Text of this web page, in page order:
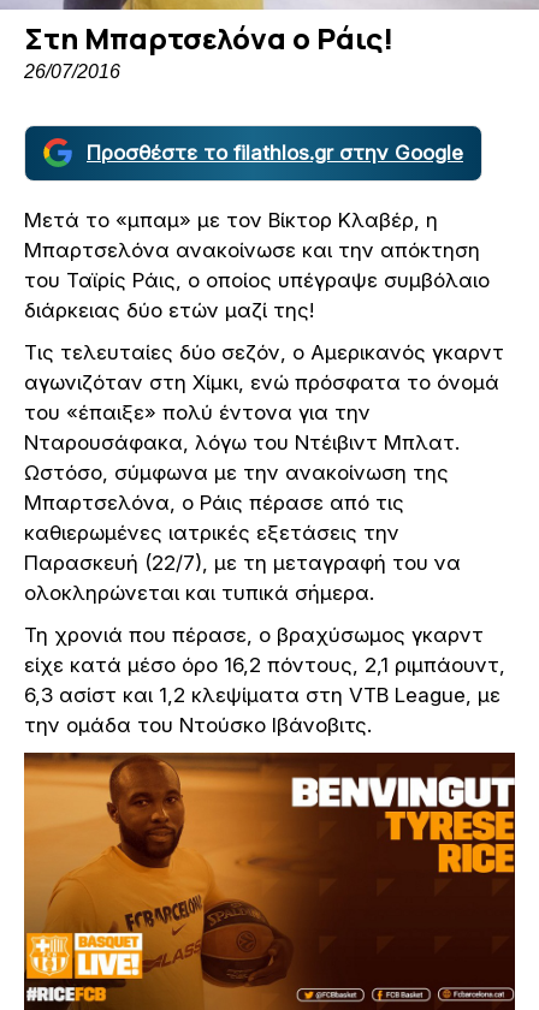
Στη Μπαρτσελόνα ο Ράις!
26/07/2016
Προσθέστε το filathlos.gr στην Google
Μετά το «μπαμ» με τον Βίκτορ Κλαβέρ, η
Μπαρτσελόνα ανακοίνωσε και την απόκτηση
του Ταϊρίς Ράις, ο οποίος υπέγραψε συμβόλαιο
διάρκειας δύο ετών μαζί της!
Τις τελευταίες δύο σεζόν, ο Αμερικανός γκαρντ
αγωνιζόταν στη Χίμκι, ενώ πρόσφατα το όνομά
του «έπαιξε» πολύ έντονα για την
Νταρουσάφακα, λόγω του Ντέιβιντ Μπλατ.
Ωστόσο, σύμφωνα με την ανακοίνωση της
Μπαρτσελόνα, ο Ράις πέρασε από τις
καθιερωμένες ιατρικές εξετάσεις την
Παρασκευή (22/7), με τη μεταγραφή του να
ολοκληρώνεται και τυπικά σήμερα.
Τη χρονιά που πέρασε, ο βραχύσωμος γκαρντ
είχε κατά μέσο όρο 16,2 πόντους, 2,1 ριμπάουντ,
6,3 ασίστ και 1,2 κλεψίματα στη VTB League, με
την ομάδα του Ντούσκο Ιβάνοβιτς.